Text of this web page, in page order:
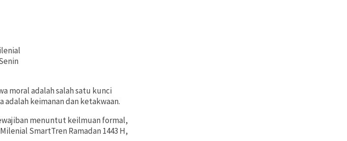
moral adalah salah satu kunci
keimanan dan ketakwaan.
menuntut keilmuan formal,
SmartTren Ramadan 1443 H,